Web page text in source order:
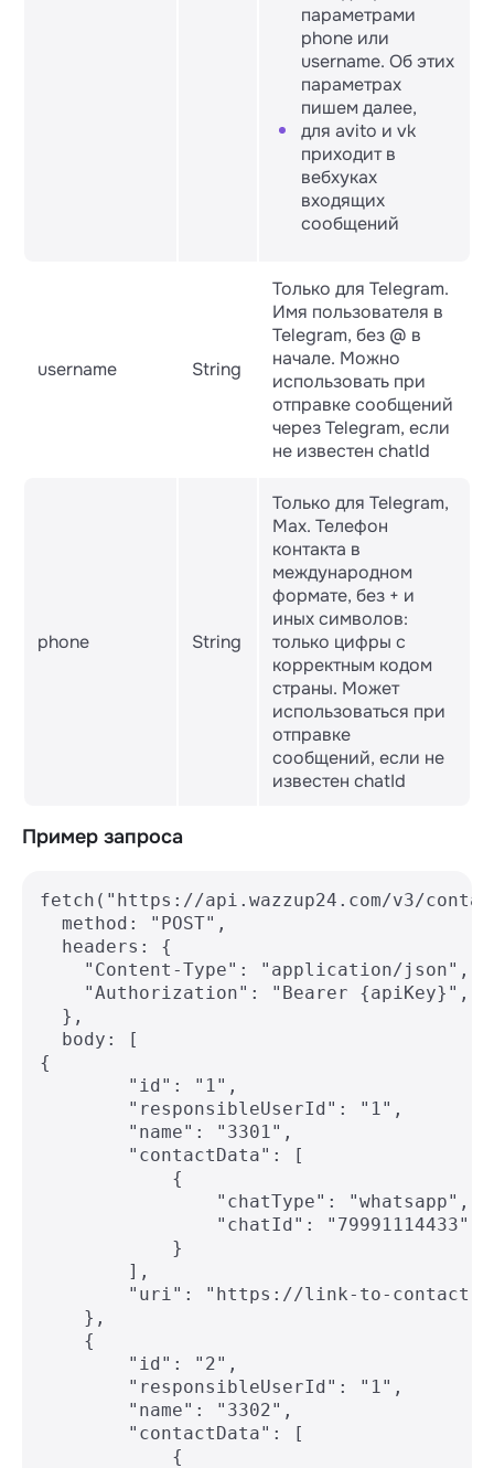
параметрами
phone или
username. Об этих
параметрах
пишем далее,
для avito и vk
приходит в
вебхуках
входящих
сообщений
username String
Только для Telegram.
Имя пользователя в
Telegram, без @ в
начале. Можно
использовать при
отправке сообщений
через Telegram, если
не известен chatId
phone String
Только для Telegram,
Max. Телефон
контакта в
международном
формате, без + и
иных символов:
только цифры с
корректным кодом
страны. Может
использоваться при
отправке
сообщений, если не
известен chatId
Пример запроса
fetch("https://api.wazzup24.com/v3/
  method: "POST",
  headers: {
    "Content-Type": "application/json",
    "Authorization": "Bearer {apiKey}",
  },
  body: [
{
"id": "1",
"responsibleUserId": "1",
"name": "3301",
"contactData": [
{
"chatType": "whatsapp",
"chatId": "79991114433"
}
],
"uri": "https://link-to-contact-in-
},
{
"id": "2",
"responsibleUserId": "1",
"name": "3302",
"contactData": [
{